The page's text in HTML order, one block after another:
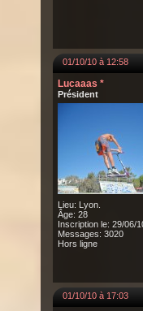
01/10/10 à 12:58
Lucaaas *
Président
Lieu: Lyon.
Âge: 28
Inscription le: 29/06/
Messages: 3020
Hors ligne
01/10/10 à 17:03